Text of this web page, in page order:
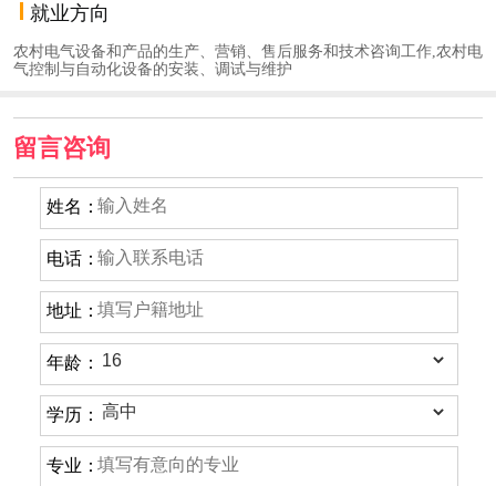
就业方向
农村电气设备和产品的生产、营销、售后服务和技术咨询工作,农村电
气控制与自动化设备的安装、调试与维护
留言咨询
姓名：
电话：
地址：
年龄：
学历：
专业：